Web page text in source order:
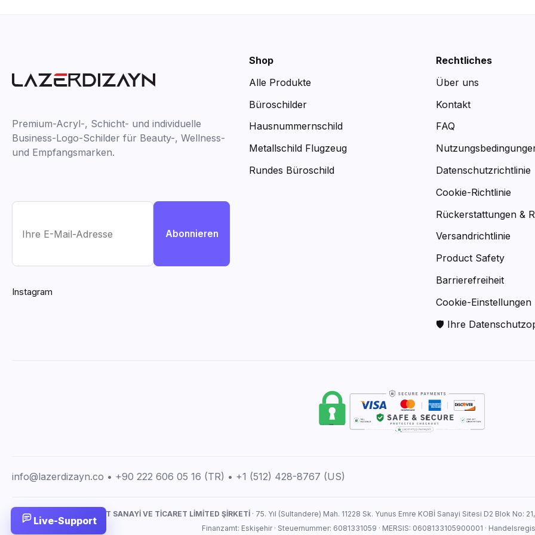
Premium-Acryl-, Schicht- und individuelle
Business-Logo-Schilder für Beauty-, Wellness-
und Empfangsmarken.
Abonnieren
Instagram
Shop
Alle Produkte
Büroschilder
Hausnummernschild
Metallschild Flugzeug
Rundes Büroschild
Rechtliches
Über uns
Kontakt
FAQ
Datenschutzrichtlinie
Cookie-Richtlinie
Rückerstattungen &
Versandrichtlinie
Product Safety
Barrierefreiheit
Cookie-Einstellungen
🛡 Ihre
info@lazerdizayn.co • +90 222 606 05 16 (TR) • +1 (512) 428-8767 (US)
LAZERDİZAYN İMALAT SANAYİ VE TİCARET LİMİTED ŞİRKETİ · 75. Yıl (Sultandere) Mah. 11228 Sk. Yunus Emre KOBİ Sanayi Sitesi D2 Blok No:
Finanzamt: Eskişehir · Steuernummer: 6081331059 · MERSIS: 0608133105900001 ·
Live-Support